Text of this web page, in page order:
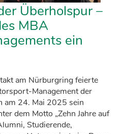
Überholspur –
MBA
ein
am Nürburgring feierte
Management der
am 24. Mai 2025 sein
dem Motto „Zehn Jahre auf
Studierende,